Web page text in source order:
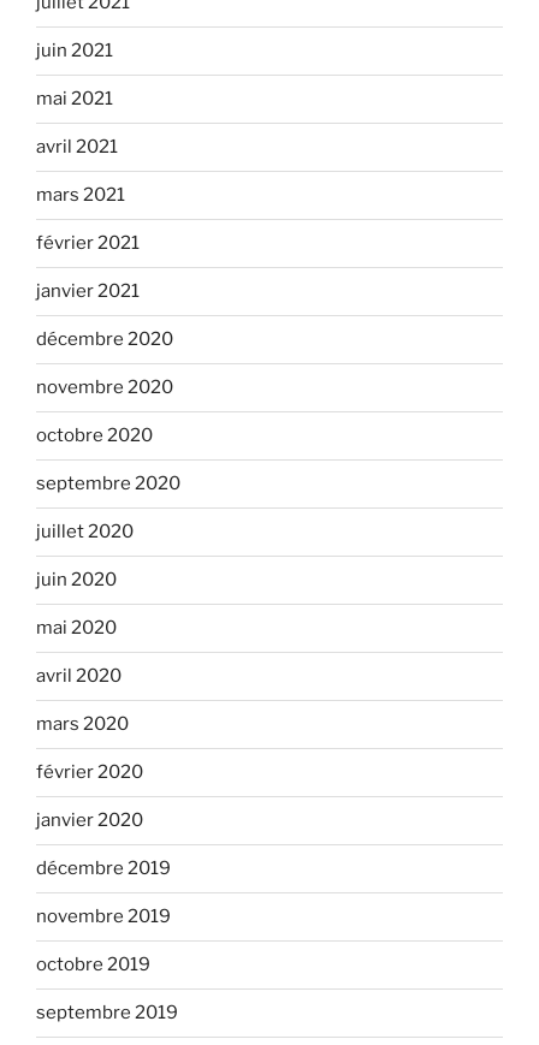
juin 2021
mai 2021
avril 2021
mars 2021
février 2021
janvier 2021
décembre 2020
novembre 2020
octobre 2020
septembre 2020
juillet 2020
juin 2020
mai 2020
avril 2020
mars 2020
février 2020
janvier 2020
décembre 2019
novembre 2019
octobre 2019
septembre 2019